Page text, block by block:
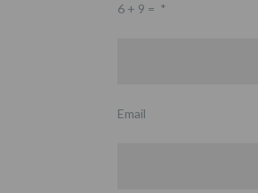
6 + 9 = *
Email